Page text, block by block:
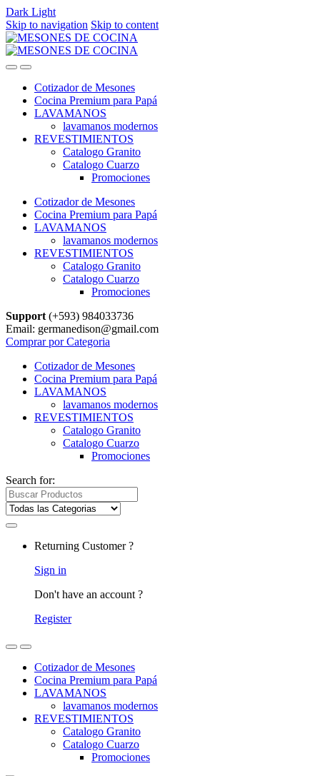
Dark Light
Skip to navigation Skip to content
Cotizador de Mesones
Cocina Premium para Papá
LAVAMANOS
lavamanos modernos
REVESTIMIENTOS
Catalogo Granito
Catalogo Cuarzo
Promociones
Cotizador de Mesones
Cocina Premium para Papá
LAVAMANOS
lavamanos modernos
REVESTIMIENTOS
Catalogo Granito
Catalogo Cuarzo
Promociones
Support (+593) 984033736
Email: germanedison@gmail.com
Comprar por Categoria
Cotizador de Mesones
Cocina Premium para Papá
LAVAMANOS
lavamanos modernos
REVESTIMIENTOS
Catalogo Granito
Catalogo Cuarzo
Promociones
Search for:
Returning Customer ?
Sign in
Don't have an account ?
Register
Cotizador de Mesones
Cocina Premium para Papá
LAVAMANOS
lavamanos modernos
REVESTIMIENTOS
Catalogo Granito
Catalogo Cuarzo
Promociones